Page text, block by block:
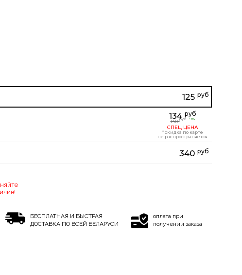
125 руб
134руб
140руб -5%
СПЕЦ ЦЕНА
* скидка по карте
не распространяется
340 руб
БЕСПЛАТНАЯ И БЫСТРАЯ
ДОСТАВКА ПО ВСЕЙ БЕЛАРУСИ
оплата при
получении заказа